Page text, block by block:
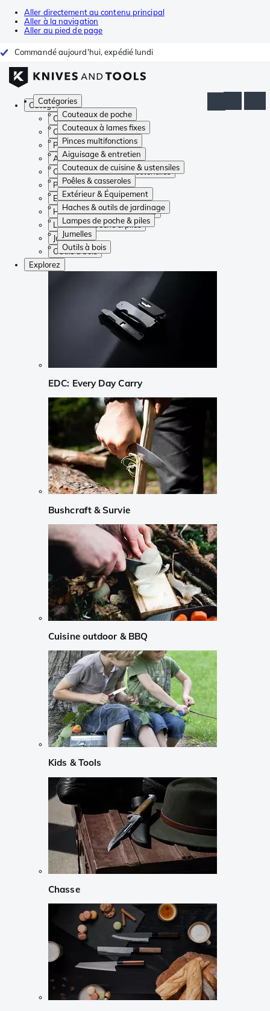
Aller directement au contenu principal
Aller à la navigation
Aller au pied de page
Commandé aujourd'hui, expédié lundi
Catégories
Couteaux de poche
Couteaux à lames fixes
Pinces multifonctions
Aiguisage & entretien
Couteaux de cuisine & ustensiles
Poêles & casseroles
Extérieur & Équipement
Haches & outils de jardinage
Lampes de poche & piles
Jumelles
Outils à bois
Catégories
Couteaux de poche
Couteaux à lames fixes
Pinces multifonctions
Aiguisage & entretien
Couteaux de cuisine & ustensiles
Poêles & casseroles
Extérieur & Équipement
Haches & outils de jardinage
Lampes de poche & piles
Jumelles
Outils à bois
Explorez
EDC: Every Day Carry
Bushcraft & Survie
Cuisine outdoor & BBQ
Kids & Tools
Chasse